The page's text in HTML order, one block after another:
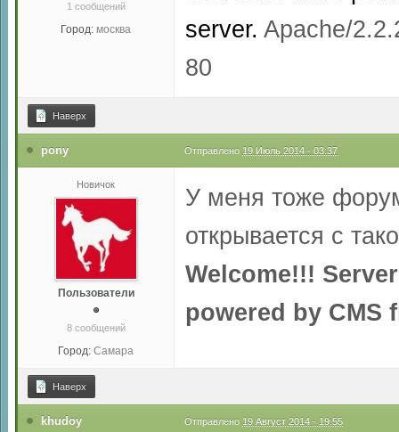
1 сообщений
Город: москва
server. Apache/
80
Наверх
pony Отправлено 19 Июль 2014 - 03:37
Новичок
Пользователи
8 сообщений
Город: Самара
У меня тоже
открывается с
Welcome!!!
powered by CMS
Наверх
khudoy Отправлено 19 Август 2014 - 19:55